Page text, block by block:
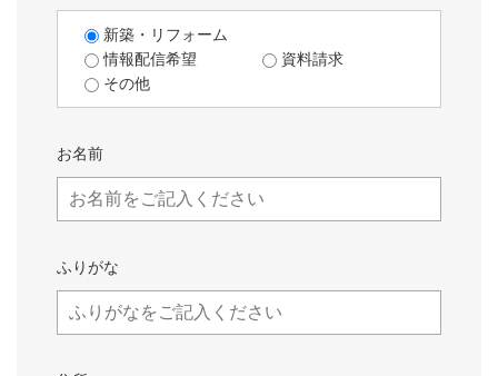
新築・リフォーム
情報配信希望
資料請求
その他
お名前
ふりがな